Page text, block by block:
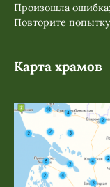
Произошла
Повторите
Карта храмов